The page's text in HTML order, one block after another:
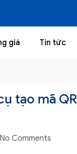
giá Tin tức
tạo mã
No Comments